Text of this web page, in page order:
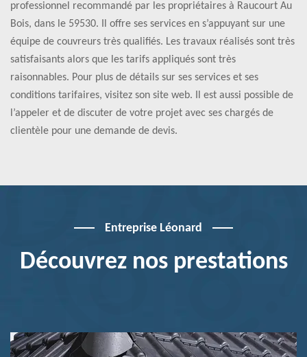
professionnel recommandé par les propriétaires à Raucourt Au
Bois, dans le 59530. Il offre ses services en s’appuyant sur une
équipe de couvreurs très qualifiés. Les travaux réalisés sont très
satisfaisants alors que les tarifs appliqués sont très
raisonnables. Pour plus de détails sur ses services et ses
conditions tarifaires, visitez son site web. Il est aussi possible de
l’appeler et de discuter de votre projet avec ses chargés de
clientèle pour une demande de devis.
Entreprise Léonard
Découvrez nos prestations